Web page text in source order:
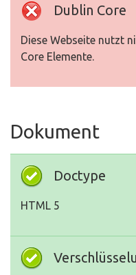
Dublin Core
Diese Webseite nutzt
Core Elemente.
Dokument
Doctype
HTML 5